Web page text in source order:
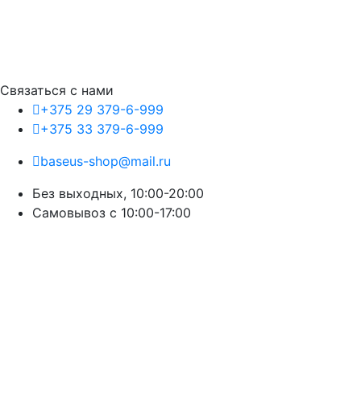
Связаться с нами
+375 29 379-6-999
+375 33 379-6-999
baseus-shop@mail.ru
Без выходных, 10:00-20:00
Cамовывоз с 10:00-17:00